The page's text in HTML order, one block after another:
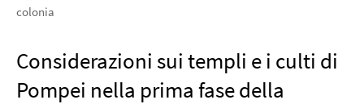
colonia
Considerazioni sui templi e i culti di
Pompei nella prima fase della